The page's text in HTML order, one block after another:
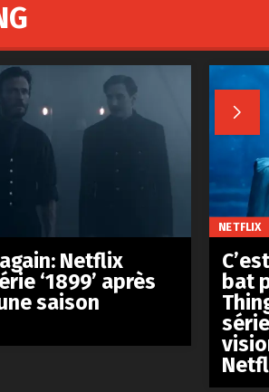

Netflix
‘1899’ après
saison
NETFLIX
bat